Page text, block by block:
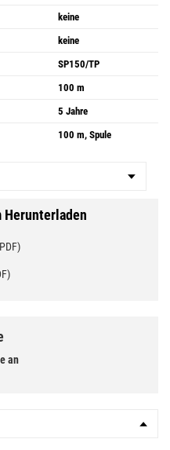
keine
keine
SP150/TP
100 m
5 Jahre
100 m, Spule
Herunterladen
an